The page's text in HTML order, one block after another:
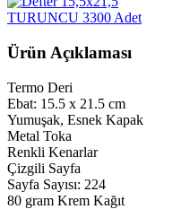
TURUNCU 3300 Adet
Ürün Açıklaması
Termo Deri
Ebat: 15.5 x 21.5 cm
Yumuşak, Esnek Kapak
Metal Toka
Renkli Kenarlar
Çizgili Sayfa
Sayfa Sayısı: 224
80 gram Krem Kağıt